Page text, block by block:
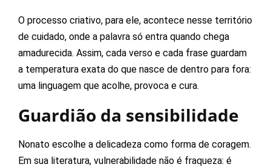
O processo criativo, para ele, acontece nesse território
de cuidado, onde a palavra só entra quando chega
amadurecida. Assim, cada verso e cada frase guardam
a temperatura exata do que nasce de dentro para fora:
uma linguagem que acolhe, provoca e cura.
Guardião da sensibilidade
Nonato escolhe a delicadeza como forma de coragem.
Em sua literatura, vulnerabilidade não é fraqueza: é